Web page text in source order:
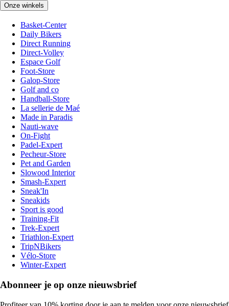
Onze winkels
Basket-Center
Daily Bikers
Direct Running
Direct-Volley
Espace Golf
Foot-Store
Galop-Store
Golf and co
Handball-Store
La sellerie de Maé
Made in Paradis
Nauti-wave
On-Fight
Padel-Expert
Pecheur-Store
Pet and Garden
Slowood Interior
Smash-Expert
Sneak'In
Sneakids
Sport is good
Training-Fit
Trek-Expert
Triathlon-Expert
TripNBikers
Vélo-Store
Winter-Expert
Abonneer je op onze nieuwsbrief